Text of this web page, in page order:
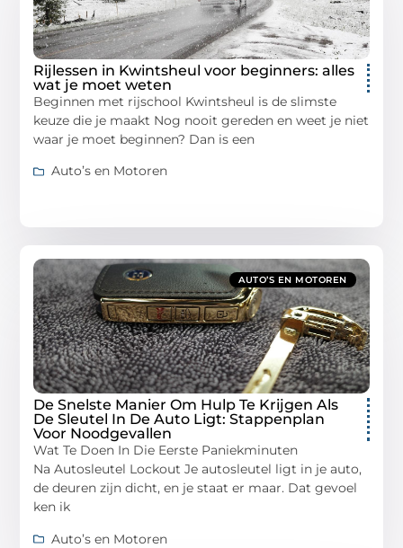
Rijlessen in Kwintsheul voor beginners: alles
wat je moet weten
Beginnen met rijschool Kwintsheul is de slimste
keuze die je maakt Nog nooit gereden en weet je niet
waar je moet beginnen? Dan is een
Auto’s en Motoren
AUTO’S EN MOTOREN
De Snelste Manier Om Hulp Te Krijgen Als
De Sleutel In De Auto Ligt: Stappenplan
Voor Noodgevallen
Wat Te Doen In Die Eerste Paniekminuten
Na Autosleutel Lockout Je autosleutel ligt in je auto,
de deuren zijn dicht, en je staat er maar. Dat gevoel
ken ik
Auto’s en Motoren